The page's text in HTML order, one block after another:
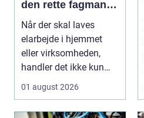
den rette fagmand
til opgaven
Når der skal laves
elarbejde i hjemmet
eller virksomheden,
handler det ikke kun
om pris. Sikkerhed, ...
01 august 2026